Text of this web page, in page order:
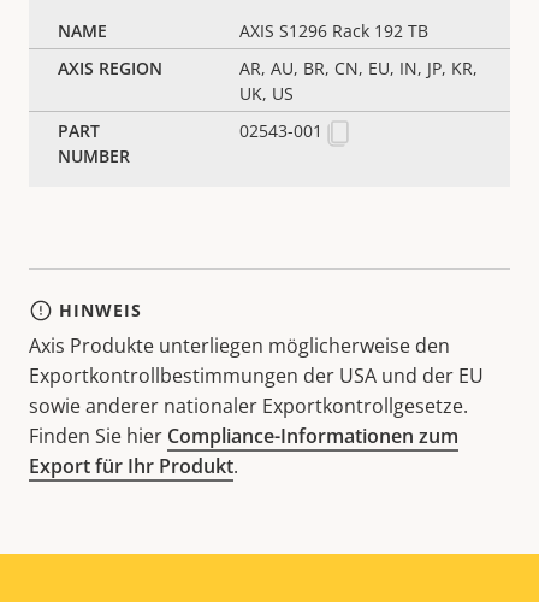
AXIS S1296 Rack 192 TB
AR, AU, BR, CN, EU, IN, JP, KR,
UK, US
02543-001
HINWEIS
Axis Produkte unterliegen möglicherweise den
Exportkontrollbestimmungen der USA und der EU
sowie anderer nationaler Exportkontrollgesetze.
Finden Sie hier Compliance-Informationen zum
Export für Ihr Produkt.